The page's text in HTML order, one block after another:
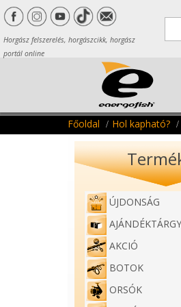
Horgász felszerelés, horgászcikk, horgász
portál online
Főoldal Hol kapható?
ÚJDONSÁG
AKCIÓ
BOTOK
ORSÓK